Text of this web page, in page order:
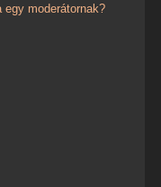
moderátornak?